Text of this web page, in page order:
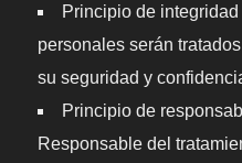
Principio de
personales serán
su seguridad y
Principio de
Responsable del